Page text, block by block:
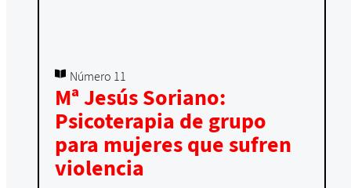
Número 11
Mª Jesús Soriano:
Psicoterapia de grupo
para mujeres que sufren
violencia